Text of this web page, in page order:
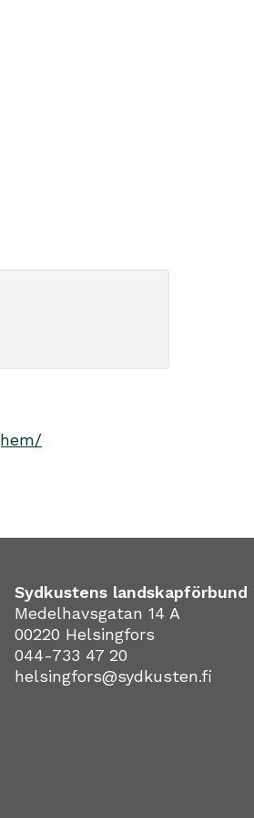
Sydkustens landskapförbund
Medelhavsgatan 14 A
00220 Helsingfors
044-733 47 20
helsingfors@sydkusten.fi